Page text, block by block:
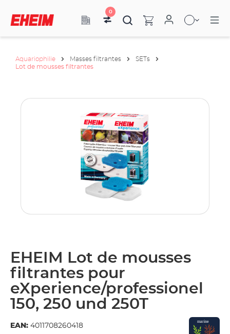
0
Aquariophilie Masses filtrantes
SETs
Lot de mousses filtrantes
EHEIM Lot de mousses
filtrantes pour
eXperience/professionel
150, 250 und 250T
EAN: 4011708260418